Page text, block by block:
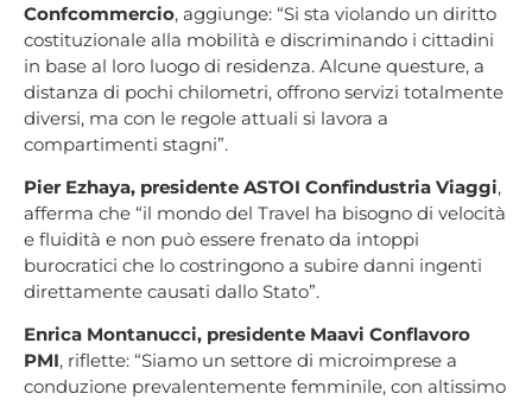
Confcommercio, aggiunge: “Si sta violando un diritto
costituzionale alla mobilità e discriminando i cittadini
in base al loro luogo di residenza. Alcune questure, a
distanza di pochi chilometri, offrono servizi totalmente
diversi, ma con le regole attuali si lavora a
compartimenti stagni”.
Pier Ezhaya, presidente ASTOI Confindustria Viaggi,
afferma che “il mondo del Travel ha bisogno di velocità
e fluidità e non può essere frenato da intoppi
burocratici che lo costringono a subire danni ingenti
direttamente causati dallo Stato”.
Enrica Montanucci, presidente Maavi Conflavoro
PMI, riflette: “Siamo un settore di microimprese a
conduzione prevalentemente femminile, con altissimo